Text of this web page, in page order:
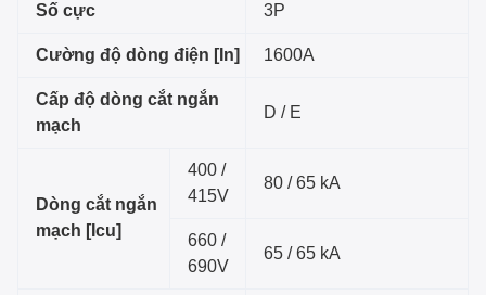
Số cực 3P
Cường độ dòng điện [In] 1600A
Cấp độ dòng cắt ngắn
mạch
D / E
Dòng cắt ngắn
mạch [Icu]
400 /
415V
80 / 65 kA
660 /
690V
65 / 65 kA